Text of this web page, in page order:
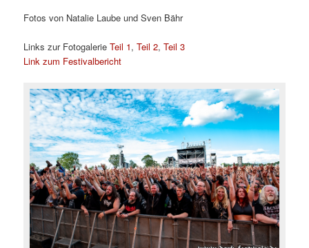
Fotos von Natalie Laube und Sven Bähr
Links zur FotogalerieTeil 1,Teil 2,Teil 3
Link zum Festivalbericht